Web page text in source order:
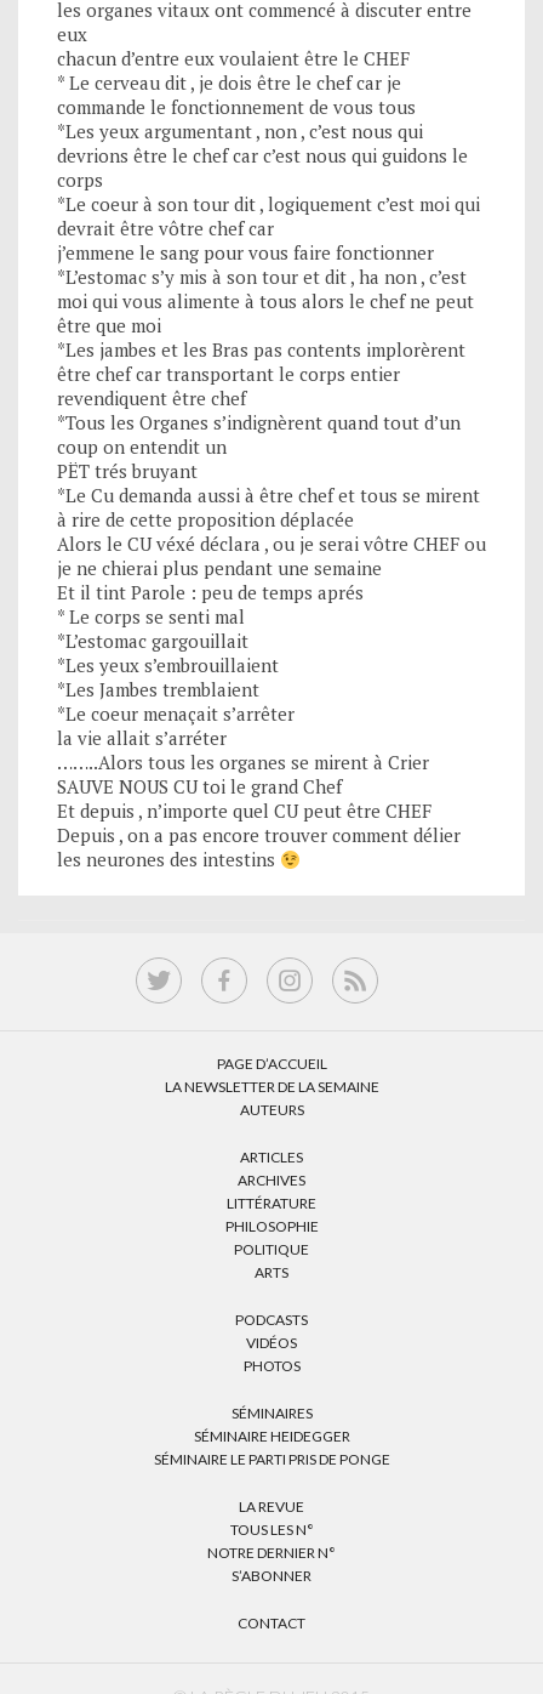
les organes vitaux ont commencé à discuter entre
eux
chacun d’entre eux voulaient être le CHEF
* Le cerveau dit , je dois être le chef car je
commande le fonctionnement de vous tous
*Les yeux argumentant , non , c’est nous qui
devrions être le chef car c’est nous qui guidons le
corps
*Le coeur à son tour dit , logiquement c’est moi qui
devrait être vôtre chef car
j’emmene le sang pour vous faire fonctionner
*L’estomac s’y mis à son tour et dit , ha non , c’est
moi qui vous alimente à tous alors le chef ne peut
être que moi
*Les jambes et les Bras pas contents implorèrent
être chef car transportant le corps entier
revendiquent être chef
*Tous les Organes s’indignèrent quand tout d’un
coup on entendit un
PËT trés bruyant
*Le Cu demanda aussi à être chef et tous se mirent
à rire de cette proposition déplacée
Alors le CU véxé déclara , ou je serai vôtre CHEF ou
je ne chierai plus pendant une semaine
Et il tint Parole : peu de temps aprés
* Le corps se senti mal
*L’estomac gargouillait
*Les yeux s’embrouillaient
*Les Jambes tremblaient
*Le coeur menaçait s’arrêter
la vie allait s’arréter
……..Alors tous les organes se mirent à Crier
SAUVE NOUS CU toi le grand Chef
Et depuis , n’importe quel CU peut être CHEF
Depuis , on a pas encore trouver comment délier
les neurones des intestins
PAGE D’ACCUEIL
LA NEWSLETTER DE LA SEMAINE
AUTEURS
ARTICLES
ARCHIVES
LITTÉRATURE
PHILOSOPHIE
POLITIQUE
ARTS
PODCASTS
VIDÉOS
PHOTOS
SÉMINAIRES
SÉMINAIRE HEIDEGGER
SÉMINAIRE LE PARTI PRIS DE PONGE
LA REVUE
TOUS LES N°
NOTRE DERNIER N°
S’ABONNER
CONTACT